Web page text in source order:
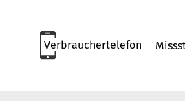
Verbrauchertelefon